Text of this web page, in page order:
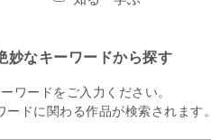
妙なキーワードから探す
ワードをご入力ください。
ードに関わる作品が検索されます。